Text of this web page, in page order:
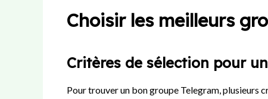
Choisir les meilleurs
Critères de sélection pour
Pour trouver un bon groupe Telegram, plusieurs